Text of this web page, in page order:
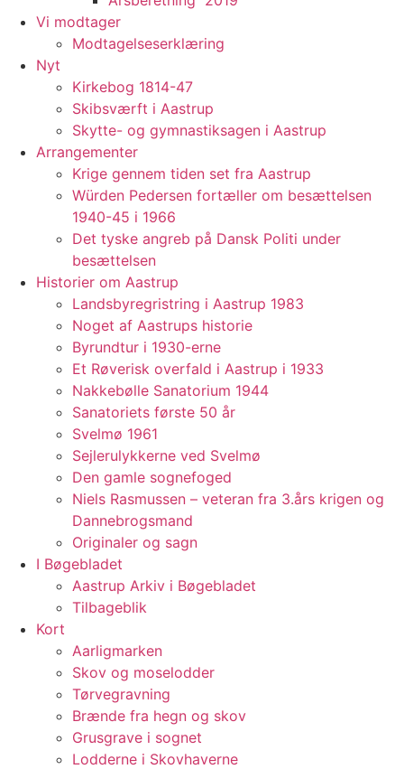
Vi modtager
Modtagelseserklæring
Nyt
Kirkebog 1814-47
Skibsværft i Aastrup
Skytte- og gymnastiksagen i Aastrup
Arrangementer
Krige gennem tiden set fra Aastrup
Würden Pedersen fortæller om besættelsen
1940-45 i 1966
Det tyske angreb på Dansk Politi under
besættelsen
Historier om Aastrup
Landsbyregristring i Aastrup 1983
Noget af Aastrups historie
Byrundtur i 1930-erne
Et Røverisk overfald i Aastrup i 1933
Nakkebølle Sanatorium 1944
Sanatoriets første 50 år
Svelmø 1961
Sejlerulykkerne ved Svelmø
Den gamle sognefoged
Niels Rasmussen – veteran fra 3.års krigen og
Dannebrogsmand
Originaler og sagn
I Bøgebladet
Aastrup Arkiv i Bøgebladet
Tilbageblik
Kort
Aarligmarken
Skov og moselodder
Tørvegravning
Brænde fra hegn og skov
Grusgrave i sognet
Lodderne i Skovhaverne